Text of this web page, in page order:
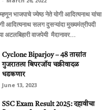
भाजपाचे ज्येष्ठ नेते योगी आदित्यनाथ यांचा
आदित्यनाथ सलग दुसऱ्यांदा मुख्यमंत्रीपदी
अटलबिहारी वाजपेयी मैदानावर...
Cyclone Biparjoy – 48 तासांत
गुजरातला बिपरजॉय चक्रीवादळ
धडकणार
June 13, 2023
SSC Exam Result 2025: दहावीचा